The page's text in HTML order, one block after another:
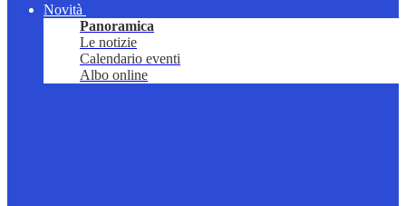
Novità
Panoramica
Le notizie
Calendario eventi
Albo online